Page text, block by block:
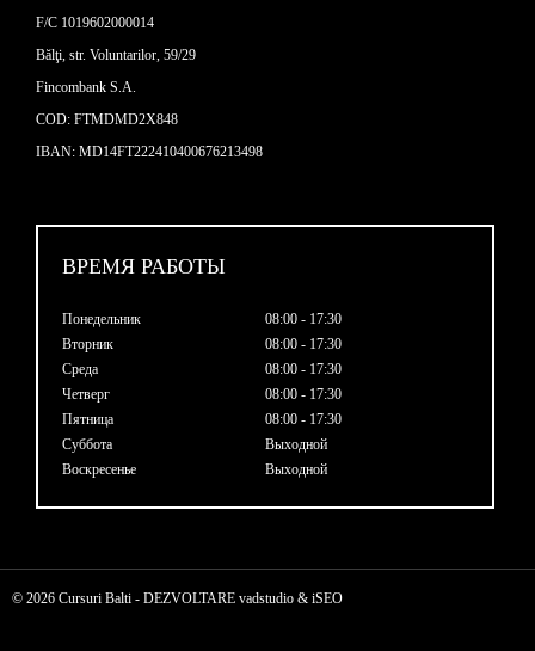
F/C 1019602000014
Bălţi, str. Voluntarilor, 59/29
Fincombank S.A.
COD: FTMDMD2X848
IBAN: MD14FT222410400676213498
ВРЕМЯ РАБОТЫ
Понедельник
08:00 - 17:30
Вторник
08:00 - 17:30
Среда
08:00 - 17:30
Четверг
08:00 - 17:30
Пятница
08:00 - 17:30
Суббота
Выходной
Воскресенье
Выходной
© 2026 Cursuri Balti - DEZVOLTARE vadstudio & iSEO